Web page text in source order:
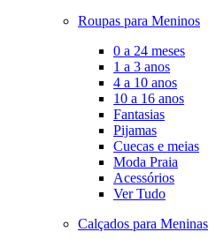
Roupas para Meninos
0 a 24 meses
1 a 3 anos
4 a 10 anos
10 a 16 anos
Fantasias
Pijamas
Cuecas e meias
Moda Praia
Acessórios
Ver Tudo
Calçados para Meninas